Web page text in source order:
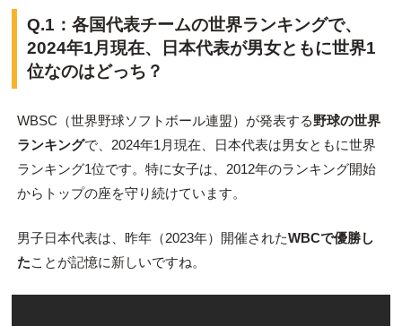
Q.1： 各国代表チームの世界ランキングで、
2024年1月現在、日本代表が男女ともに世界1
位なのはどっち？
WBSC（世界野球ソフトボール連盟）が発表する野球の世界
ランキングで、2024年1月現在、日本代表は男女ともに世界
ランキング1位です。特に女子は、2012年のランキング開始
からトップの座を守り続けています。
男子日本代表は、昨年（2023年）開催されたWBCで優勝し
たことが記憶に新しいですね。